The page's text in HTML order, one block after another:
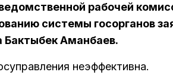
рабочей
системы госорганов
Бактыбек Аманбаев.
неэффективна.